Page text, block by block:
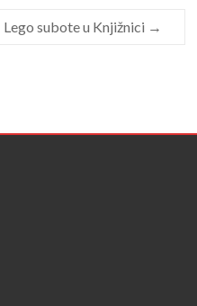
Lego subote u Knjižnici →